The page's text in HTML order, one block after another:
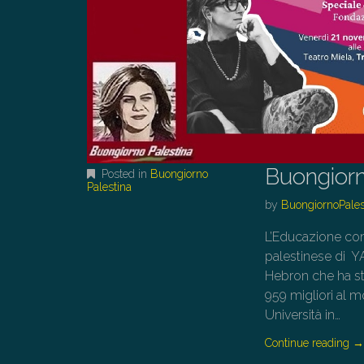
Posted in Buongiorno
Palestina
by
L’Educazione
palestinese di
Hebron che ha
959 migliori al
Università in…
Continue reading →